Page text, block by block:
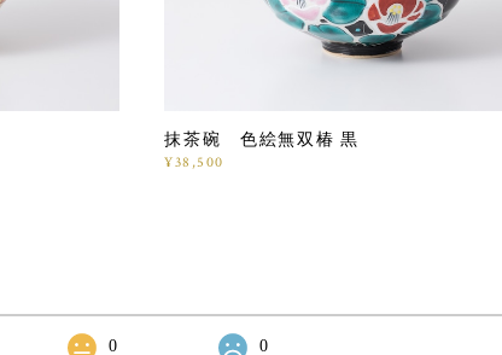
抹茶碗 色絵無双椿 黒
¥38,500
0 0